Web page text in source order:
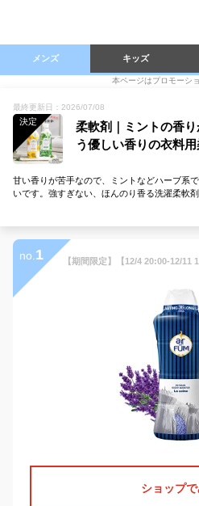
メンズ キッズ
本ページはプロモーシ
最終更新日：2026/07/08
決定
柔軟剤｜ミントの香
う優しい香りの衣料
甘い香りが苦手なので、ミントなどハーブ系
いです。強すぎない、ほんのり香る洗濯柔軟
no. 1
ショップ